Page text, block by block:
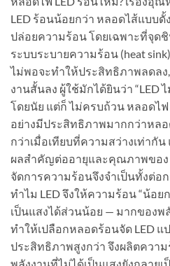
LED ร้อนน้อยกว่า หลอดไส้แบบดั้
ปล่อยความร้อน โดยเฉพาะที่จุด
ระบบระบายความร้อน (heat
ไม่พอจะทำให้ประสิทธิภาพลดลง
งานสั้นลง ผู้ใช้มักได้ยินว่า “LED
โดยนัย แต่ก็ ไม่ครบถ้วน หลอดไฟ
อย่างมีประสิทธิภาพมากกว่าหล
กว่าเมื่อเทียบที่ความสว่างเท่ากั
ผลสำคัญต่ออายุและคุณภาพของ
จัดการความร้อนจึงจำเป็นทั้งต่อ
ทำไม LED จึงให้ความร้อน “น้อ
เป็นแสงได้ส่วนน้อย — มากของพ
ทำให้เปลือกหลอดร้อนจัด LED แ
ประสิทธิภาพสูงกว่า จึงผลิตควา
พลังงานที่ไม่ได้เป็นแสงยังกลาย